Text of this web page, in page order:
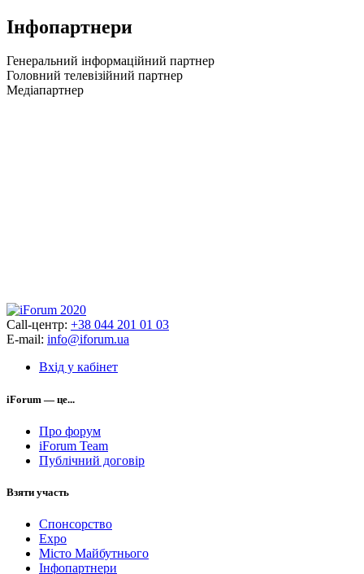
Інфопартнери
Генеральний інформаційний партнер
Головний телевізійний партнер
Медіапартнер
Call-центр: +38 044 201 01 03
E-mail: info@iforum.ua
Вхід у кабінет
iForum — це...
Про форум
iForum Team
Публічний договір
Взяти участь
Спонсорство
Expo
Місто Майбутнього
Інфопартнери